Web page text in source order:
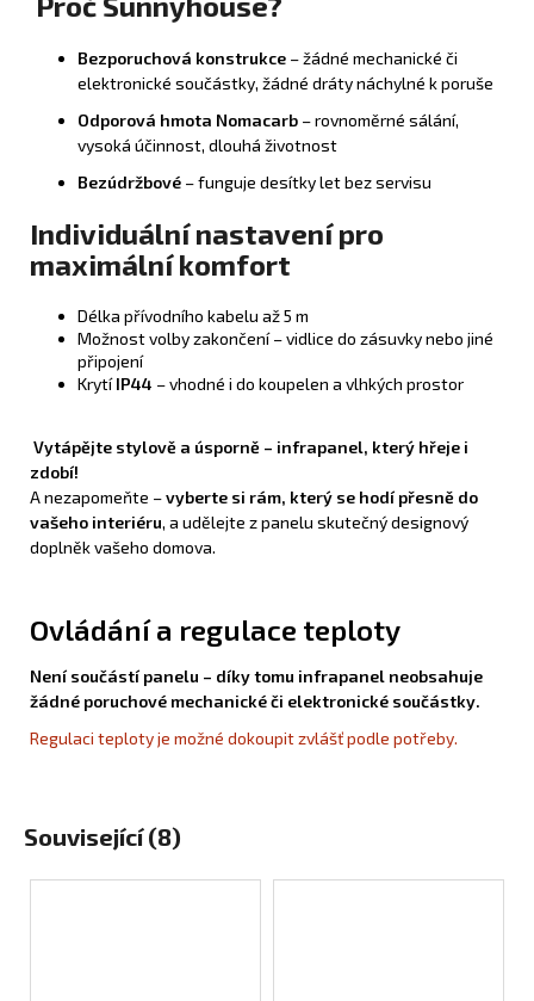
Bezporuchová konstrukce – žádné mechanické či
elektronické součástky, žádné dráty náchylné k poruše
Odporová hmota Nomacarb – rovnoměrné sálání,
vysoká účinnost, dlouhá životnost
Bezúdržbové – funguje desítky let bez servisu
Individuální nastavení pro
maximální komfort
Délka přívodního kabelu až 5 m
Možnost volby zakončení – vidlice do zásuvky nebo jiné
připojení
KrytíIP44 – vhodné i do koupelen a vlhkých prostor
Vytápějte stylově a úsporně – infrapanel, který hřeje i
zdobí!
A nezapomeňte –vyberte si rám, který se hodí přesně do
vašeho interiéru, a udělejte z panelu skutečný designový
doplněk vašeho domova.
Ovládání a regulace teploty
Není součástí panelu – díky tomu infrapanel neobsahuje
žádné poruchové mechanické či elektronické součástky.
Regulaci teploty je možné dokoupit zvlášť podle potřeby.
Související (8)